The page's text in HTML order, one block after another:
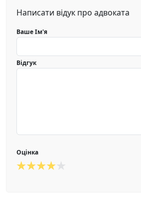
Написати відук про адвоката
Ваше Ім'я
Відгук
Оцінка